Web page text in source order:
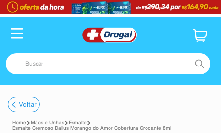
Buscar
1º fralda
2º pampers confort sec max
Voltar
Mãos e Unhas
Esmalte
Esmalte Cremoso Dailus Morango do Amor Cobertura Crocante 8ml